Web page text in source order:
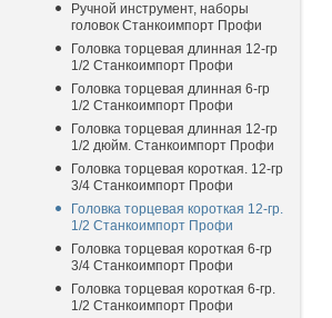
Ручной инструмент, наборы
головок Станкоимпорт Профи
Головка торцевая длинная 12-гр
1/2 Станкоимпорт Профи
Головка торцевая длинная 6-гр
1/2 Станкоимпорт Профи
Головка торцевая длинная 12-гр
1/2 дюйм. Станкоимпорт Профи
Головка торцевая короткая. 12-гр
3/4 Станкоимпорт Профи
Головка торцевая короткая 12-гр.
1/2 Станкоимпорт Профи
Головка торцевая короткая 6-гр
3/4 Станкоимпорт Профи
Головка торцевая короткая 6-гр.
1/2 Станкоимпорт Профи